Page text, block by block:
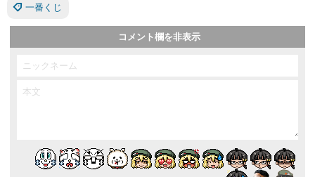
一番くじ
コメント欄を非表示